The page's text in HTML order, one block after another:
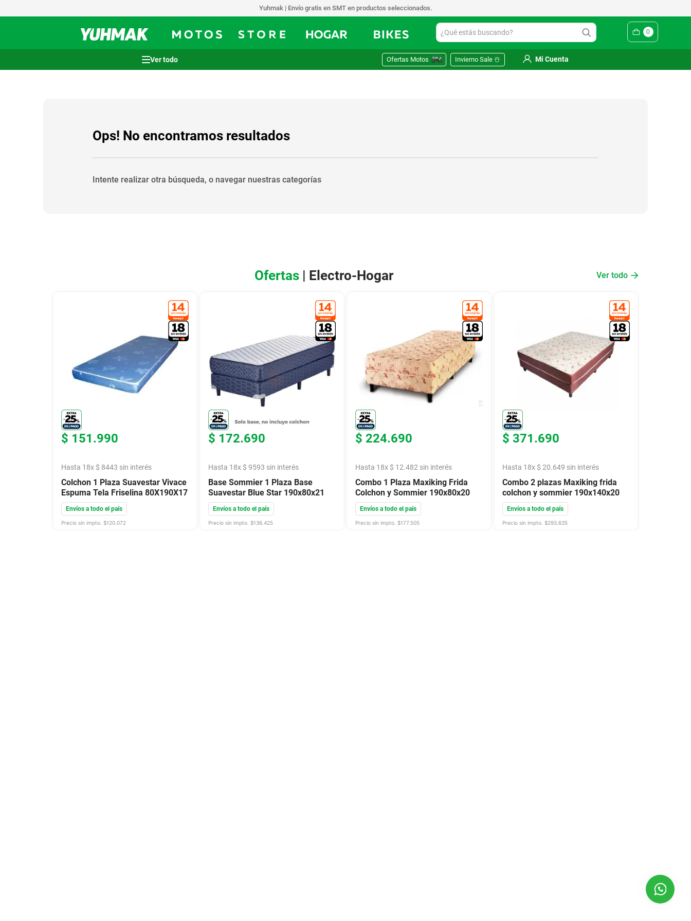
Yuhmak | Envío gratis en SMT en productos seleccionados.
¿Qué estás buscando? 0
Ofertas Motos Invierno Sale ☃️ Mi Cuenta
Ops! No encontramos resultados
Intente realizar otra búsqueda, o navegar nuestras categorías
Ofertas | Electro-Hogar Ver todo
$ 151.990
Hasta 18x $ 8443 sin interés
Colchon 1 Plaza Suavestar Vivace
Espuma Tela Friselina 80X190X17
Envíos a todo el país
Precio sin impto. $120.072
$ 172.690
Hasta 18x $ 9593 sin interés
Base Sommier 1 Plaza Base
Suavestar Blue Star 190x80x21
Envíos a todo el país
Precio sin impto. $136.425
$ 224.690
Hasta 18x $ 12.482 sin interés
Combo 1 Plaza Maxiking Frida
Colchon y Sommier 190x80x20
Envíos a todo el país
Precio sin impto. $177.505
$ 371.690
Hasta 18x $ 20.649 sin interés
Combo 2 plazas Maxiking frida
colchon y sommier 190x140x20
Envíos a todo el país
Precio sin impto. $293.635